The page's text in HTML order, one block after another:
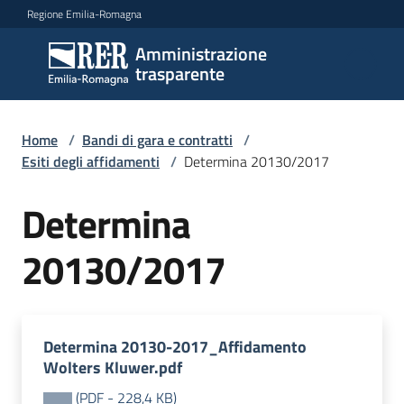
Vai al contenuto
Vai alla navigazione
Vai al footer
Regione Emilia-Romagna
Amministrazione
trasparente
Amministrazione
trasparente
Sottosezioni
Accesso
Home / Bandi di gara e contratti /
Esiti degli affidamenti / Determina 20130/2017
Determina
20130/2017
Determina 20130-2017_Affidamento
Wolters Kluwer.pdf
(PDF - 228,4 KB)